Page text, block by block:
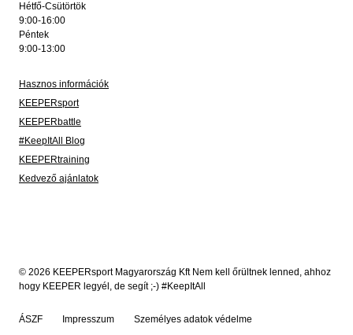
Hétfő-Csütörtök
9:00-16:00
Péntek
9:00-13:00
Hasznos információk
KEEPERsport
KEEPERbattle
#KeepItAll Blog
KEEPERtraining
Kedvező ajánlatok
© 2026 KEEPERsport Magyarország Kft Nem kell őrültnek lenned, ahhoz
hogy KEEPER legyél, de segít ;-) #KeepItAll
ÁSZF Impresszum Személyes adatok védelme